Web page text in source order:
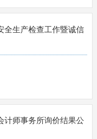
全生产检查工作暨诚信
计师事务所询价结果公